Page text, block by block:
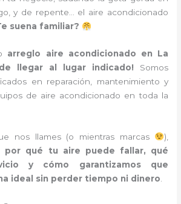
y de repente… el aire acondicionado
suena familiar?
arreglo aire acondicionado en La
de llegar al lugar indicado! Somos
en reparación, mantenimiento y
de aire acondicionado en toda la
nos llames (o mientras marcas
),
por qué tu aire puede fallar, qué
y cómo garantizamos que
ideal sin perder tiempo ni dinero